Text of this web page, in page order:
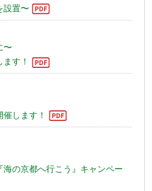
設置〜
〜
す！
します！
海の京都へ行こう』キャンペー